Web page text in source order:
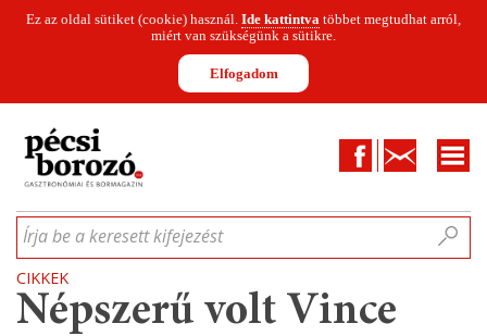
Ez az oldal sütiket (cookie) használ. Ide kattintva többet megtudhat arról,
miért van szükségünk a sütikre.
Elfogadom
FacebookKapcsolat
CIKKEKHÍREKINFOGRAFIKÁKMUNKATÁRSAKWINESOFA
Írja be a keresett kifejezést
CIKKEK
Népszerű volt Vince